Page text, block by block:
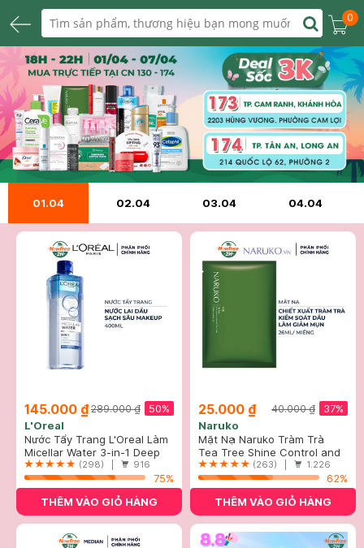
0
01.04 02.04 03.04 04.04
145.000 ₫ 50%
289.000 ₫
L'Oreal
Nước Tẩy Trang L'Oreal Làm
Sạch Sâu Trang Điểm 400ml
Micellar Water 3-in-1 Deep
Cleansing Even For Sensitive
Skin
(298) | 916
75%
THÊM VÀO GIỎ HÀNG
25.000 ₫ 37%
40.000 ₫
Naruko
Mặt Nạ Naruko Tràm Trà
Kiểm Soát Dầu Và Giảm Mụn
26ml
Tea Tree Shine Control and
Blemish Clear Mask
(263) | 1.226
62%
THÊM VÀO GIỎ HÀNG